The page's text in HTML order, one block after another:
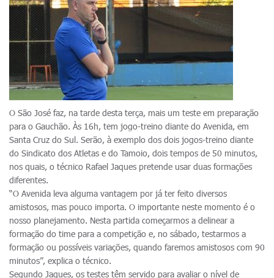
O São José faz, na tarde desta terça, mais um teste em preparação
para o Gauchão. Às 16h, tem jogo-treino diante do Avenida, em
Santa Cruz do Sul. Serão, à exemplo dos dois jogos-treino diante
do Sindicato dos Atletas e do Tamoio, dois tempos de 50 minutos,
nos quais, o técnico Rafael Jaques pretende usar duas formações
diferentes.
“O Avenida leva alguma vantagem por já ter feito diversos
amistosos, mas pouco importa. O importante neste momento é o
nosso planejamento. Nesta partida começarmos a delinear a
formação do time para a competição e, no sábado, testarmos a
formação ou possíveis variações, quando faremos amistosos com 90
minutos”, explica o técnico.
Segundo Jaques, os testes têm servido para avaliar o nível de